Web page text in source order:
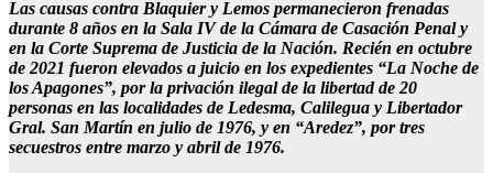
Las causas contra Blaquier y Lemos permanecieron frenadas
durante 8 años en la Sala IV de la Cámara de Casación Penal y
en la Corte Suprema de Justicia de la Nación. Recién en octubre
de 2021 fueron elevados a juicio en los expedientes “La Noche de
los Apagones”, por la privación ilegal de la libertad de 20
personas en las localidades de Ledesma, Calilegua y Libertador
Gral. San Martín en julio de 1976, y en “Aredez”, por tres
secuestros entre marzo y abril de 1976.